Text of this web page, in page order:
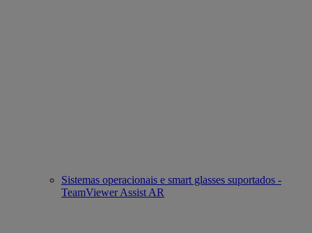
Sistemas operacionais e smart glasses suportados -
TeamViewer Assist AR